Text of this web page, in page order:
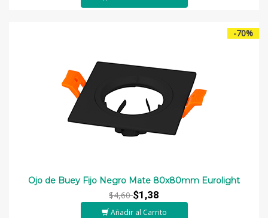
-70%
Ojo de Buey Fijo Negro Mate 80x80mm Eurolight
$4,60$1,38
Añadir al Carrito